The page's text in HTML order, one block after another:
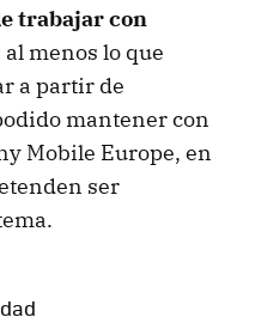
trabajar con
al menos lo que
a partir de
mantener con
Mobile Europe, en
ser